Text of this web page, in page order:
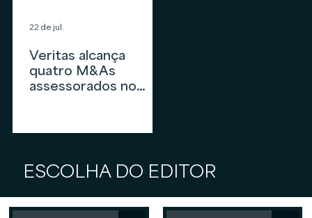
Veritas alcança
quatro M&As
assessorados no
investimentos em
22 de jul.
ESCOLHA DO EDITOR